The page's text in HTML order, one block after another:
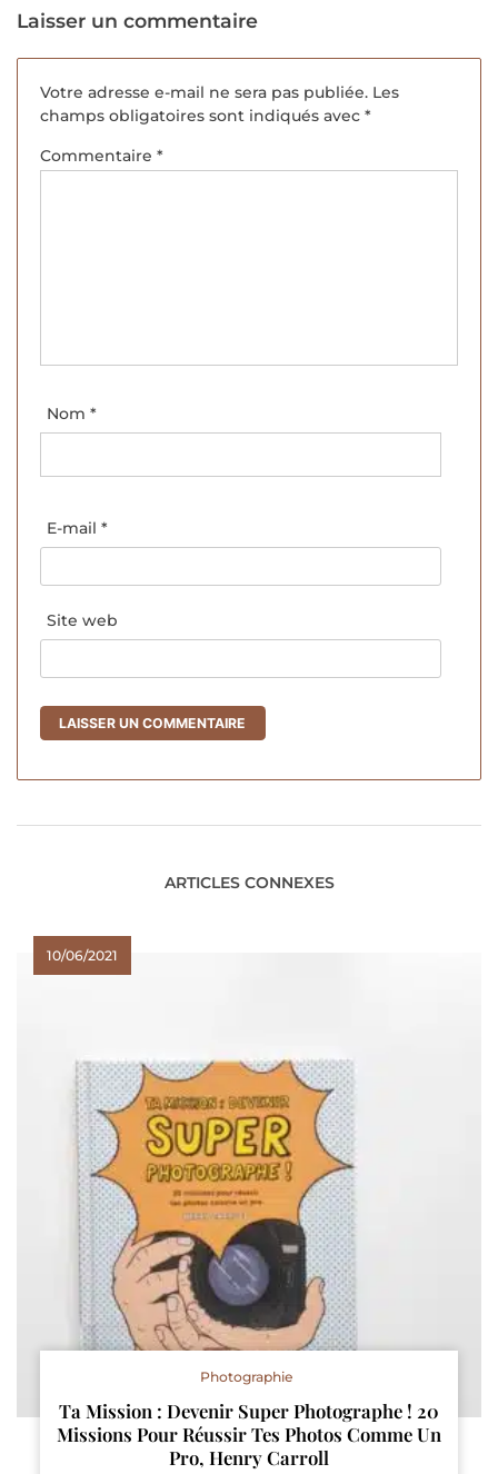
discriminations au
Sotto et Nora El
Massioui.
Laisser un commentaire
Votre adresse e-mail ne sera pas publiée. Les
champs obligatoires sont indiqués avec *
Commentaire *
Nom *
E-mail *
Site web
ARTICLES CONNEXES
10/06/2021
Photographie
Ta Mission : Devenir Super Photographe ! 20
Missions Pour Réussir Tes Photos Comme Un
Pro, Henry Carroll